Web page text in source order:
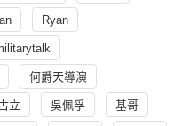
Ryan
何爵天導演
立 吳佩孚 基哥